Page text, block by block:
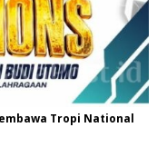
Tropi National